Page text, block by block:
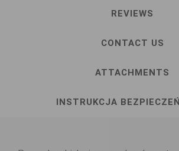
REVIEWS
CONTACT US
ATTACHMENTS
INSTRUKCJA